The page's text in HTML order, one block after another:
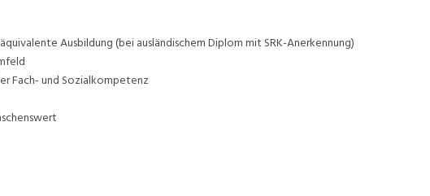
Ausbildung (bei ausländischem Diplom mit SRK-Anerkennung)
Fach- und Sozialkompetenz